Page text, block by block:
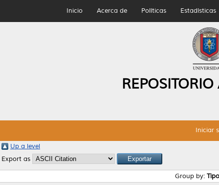
Inicio Acerca de Políticas Estadísticas
Iniciar
Up a level
Export as
Group by: